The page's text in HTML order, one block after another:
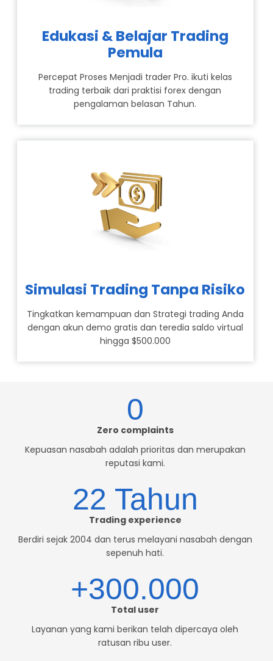
Edukasi & Belajar Trading
Pemula
Percepat Proses Menjadi trader Pro. ikuti kelas
trading terbaik dari praktisi forex dengan
pengalaman belasan Tahun.
Simulasi Trading Tanpa Risiko
Tingkatkan kemampuan dan Strategi trading Anda
dengan akun demo gratis dan teredia saldo virtual
hingga $500.000
0
Zero complaints
Kepuasan nasabah adalah prioritas dan merupakan
reputasi kami.
22 Tahun
Trading experience
Berdiri sejak 2004 dan terus melayani nasabah dengan
sepenuh hati.
+300.000
Total user
Layanan yang kami berikan telah dipercaya oleh
ratusan ribu user.